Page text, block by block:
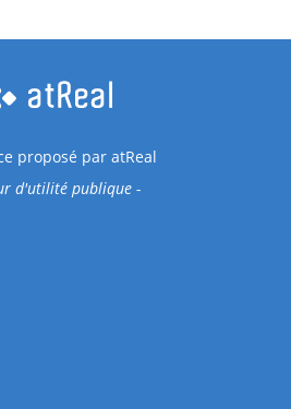
proposé par atReal
d'utilité publique -